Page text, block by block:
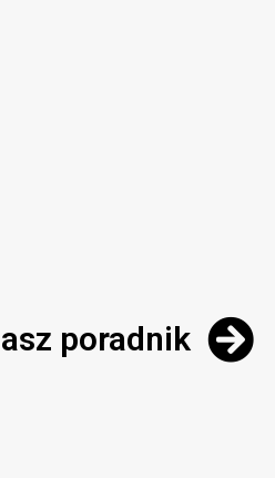
poradnik